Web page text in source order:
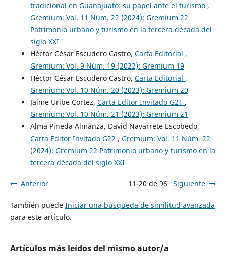
tradicional en Guanajuato: su papel ante el turismo ,
Gremium: Vol. 11 Núm. 22 (2024): Gremium 22
Patrimonio urbano y turismo en la tercera década del
siglo XXI
Héctor César Escudero Castro, Carta Editorial ,
Gremium: Vol. 9 Núm. 19 (2022): Gremium 19
Héctor César Escudero Castro, Carta Editorial ,
Gremium: Vol. 10 Núm. 20 (2023): Gremium 20
Jaime Uribe Cortez, Carta Editor Invitado G21 ,
Gremium: Vol. 10 Núm. 21 (2023): Gremium 21
Alma Pineda Almanza, David Navarrete Escobedo,
Carta Editor Invitado G22 , Gremium: Vol. 11 Núm. 22
(2024): Gremium 22 Patrimonio urbano y turismo en la
tercera década del siglo XXI
Anterior 11-20 de 96 Siguiente
También puede Iniciar una búsqueda de similitud avanzada
para este artículo.
Artículos más leídos del mismo autor/a